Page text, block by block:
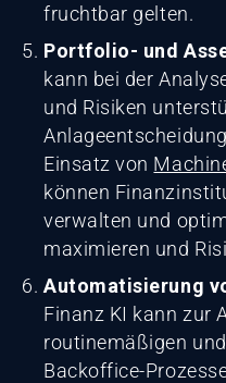
fruchtbar gelten.
Portfolio- und
kann bei der
und Risiken
Einsatz von
können
verwalten und
maximieren und
Automatisierung
Finanz KI kann zur
routinemäßigen
Backoffice-